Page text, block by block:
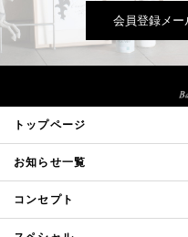
会員登録メー
トップページ
お知らせ一覧
コンセプト